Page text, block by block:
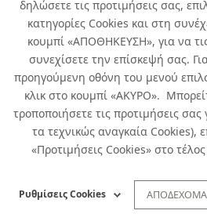
δηλώσετε τις προτιμήσεις σας,
κατηγορίες Cookies και στη
κουμπί «ΑΠΟΘΗΚΕΥΣΗ», για να
συνεχίσετε την επίσκεψή σας.
προηγούμενη οθόνη του μενού
κλικ στο κουμπί «ΑΚΥΡΟ».
τροποποιήσετε τις προτιμήσεις
τα τεχνικώς αναγκαία Cookies),
«Προτιμήσεις Cookies» στο
Ρυθμίσεις Cookies
Όροι χρήσης & Ασφάλεια
Developed byInfo Quest
Copyright © Δήλος 2016-2026.